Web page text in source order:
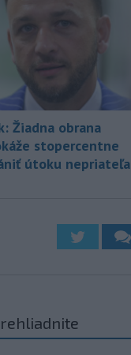
Žiadna obrana
stopercentne
útoku nepriateľa